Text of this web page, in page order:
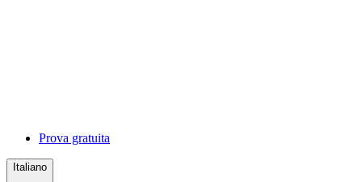
Prova gratuita
Italiano